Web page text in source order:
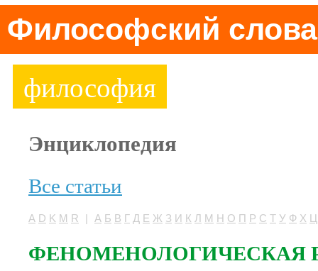
Философский
философия
Энциклопедия
Все статьи
A D K M R | А Б В Г Д Е Ж З И К Л М Н О П Р С Т У Ф Х Ц
ФЕНОМЕНОЛОГИЧЕСКАЯ